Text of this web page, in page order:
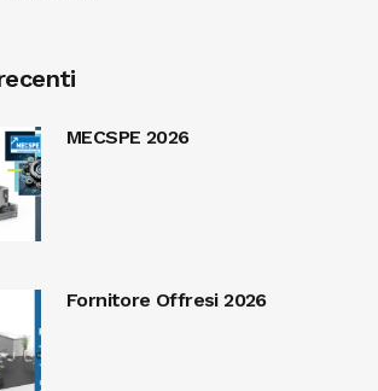
MECSPE 2026
Fornitore Offresi 2026